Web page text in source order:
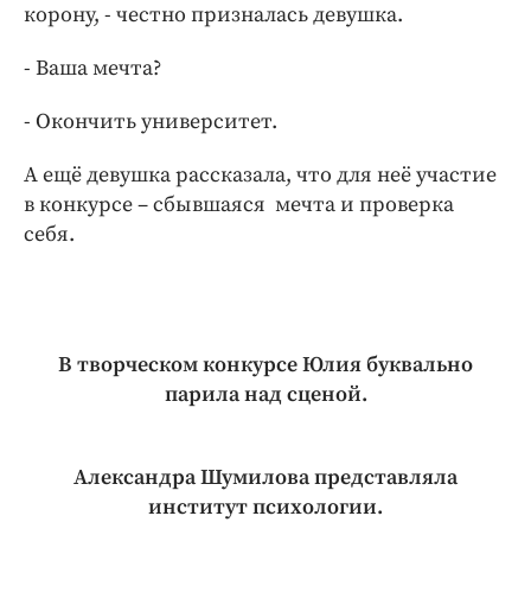
корону, - честно призналась девушка.
- Ваша мечта?
- Окончить университет.
А ещё девушка рассказала, что для неё участие
в конкурсе – сбывшаяся мечта и проверка
себя.
В творческом конкурсе Юлия буквально
парила над сценой.
Александра Шумилова представляла
институт психологии.